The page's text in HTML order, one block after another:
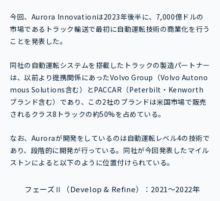
今回、Aurora Innovationは2023年後半に、7,000億ドルの
市場であるトラック輸送で最初に自動運転技術の商業化を行う
ことを発表した。
同社の自動運転システムを搭載したトラックの製造パートナー
は、以前より提携関係にあったVolvo Group（Volvo Autono
mous Solutions含む）とPACCAR（Peterbilt・Kenworth
ブランド含む）であり、この2社のブランドは米国市場で販売
されるクラス8トラックの約50%を占めている。
なお、Auroraが開発をしているのは自動運転レベル4の技術で
あり、段階的に開発が行っている。同社が今回発表したマイル
ストンによると以下のように位置付けられている。
フェーズⅡ（Develop & Refine）：2021～2022年